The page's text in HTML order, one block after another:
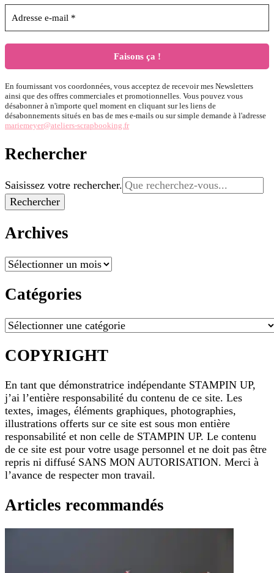
En fournissant vos coordonnées, vous acceptez de recevoir mes Newsletters
ainsi que des offres commerciales et promotionnelles. Vous pouvez vous
désabonner à n'importe quel moment en cliquant sur les liens de
désabonnements situés en bas de mes e-mails ou sur simple demande à l'adresse
mariemeyer@ateliers-scrapbooking.fr
Rechercher
Vous
recherchiez
quelque
Saisissez votre rechercher.
Archives
Archives
Catégories
Catégories
COPYRIGHT
En tant que démonstratrice indépendante STAMPIN UP,
j’ai l’entière responsabilité du contenu de ce site. Les
textes, images, éléments graphiques, photographies,
illustrations offerts sur ce site est sous mon entière
responsabilité et non celle de STAMPIN UP. Le contenu
de ce site est pour votre usage personnel et ne doit pas être
repris ni diffusé SANS MON AUTORISATION. Merci à
l’avance de respecter mon travail.
Articles recommandés